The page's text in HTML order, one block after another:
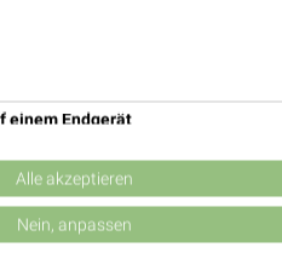
GALERIA Karstadt
Gültig von 06. Jul. bis 30. Sep.
📅 Kalendereintrag erstellen
PROSPEKT BLÄTTERN
einem Endgerät
Alle akzeptieren
Nein, anpassen